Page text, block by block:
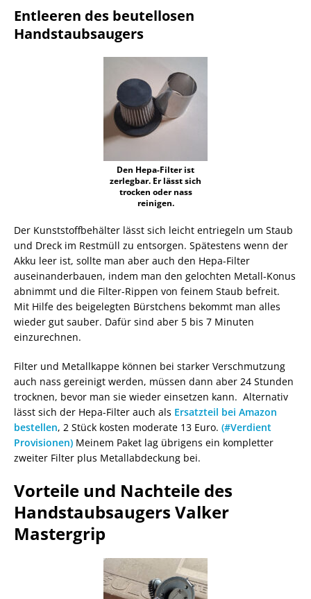
Entleeren des beutellosen
Handstaubsaugers
Den Hepa-Filter ist
zerlegbar. Er lässt sich
trocken oder nass
reinigen.
Der Kunststoffbehälter lässt sich leicht entriegeln um Staub
und Dreck im Restmüll zu entsorgen. Spätestens wenn der
Akku leer ist, sollte man aber auch den Hepa-Filter
auseinanderbauen, indem man den gelochten Metall-Konus
abnimmt und die Filter-Rippen von feinem Staub befreit.
Mit Hilfe des beigelegten Bürstchens bekommt man alles
wieder gut sauber. Dafür sind aber 5 bis 7 Minuten
einzurechnen.
Filter und Metallkappe können bei starker Verschmutzung
auch nass gereinigt werden, müssen dann aber 24 Stunden
trocknen, bevor man sie wieder einsetzen kann. Alternativ
lässt sich der Hepa-Filter auch als Ersatzteil bei Amazon
bestellen, 2 Stück kosten moderate 13 Euro. (#Verdient
Provisionen) Meinem Paket lag übrigens ein kompletter
zweiter Filter plus Metallabdeckung bei.
Vorteile und Nachteile des
Handstaubsaugers Valker
Mastergrip